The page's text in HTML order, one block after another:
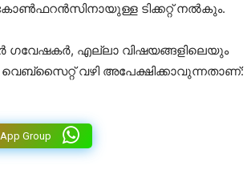
ടിക്കറ്റ് നൽകും.
ഗവേഷകർ, എല്ലാ വിഷയങ്ങളിലെയും
വെബ്‌സൈറ്റ് വഴി അപേക്ഷിക്കാവുന്നതാണ്:
Group